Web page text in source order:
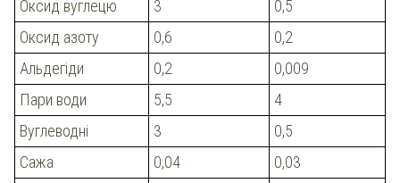
Оксид вуглецю
3
0,5
Оксид азоту
0,6
0,2
Альдегіди
0,2
0,009
Пари води
5,5
4
Вуглеводні
3
0,5
Сажа
0,04
0,03